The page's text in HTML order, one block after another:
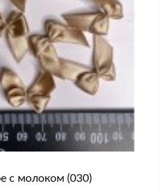
с молоком (030)